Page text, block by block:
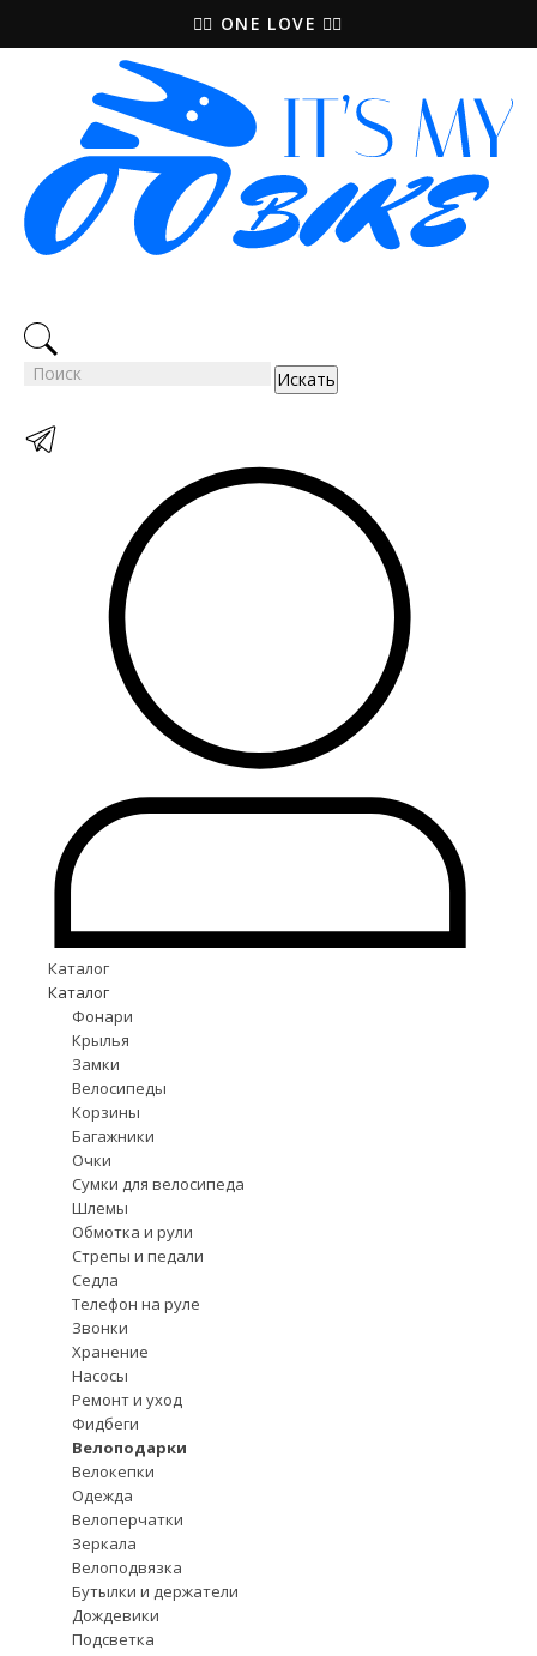
🚵‍♀️ ONE LOVE 🚴‍♀️
Искать
Каталог
Каталог
Фонари
Крылья
Замки
Велосипеды
Корзины
Багажники
Очки
Сумки для велосипеда
Шлемы
Обмотка и рули
Стрепы и педали
Седла
Телефон на руле
Звонки
Хранение
Насосы
Ремонт и уход
Фидбеги
Велоподарки
Велокепки
Одежда
Велоперчатки
Зеркала
Велоподвязка
Бутылки и держатели
Дождевики
Подсветка